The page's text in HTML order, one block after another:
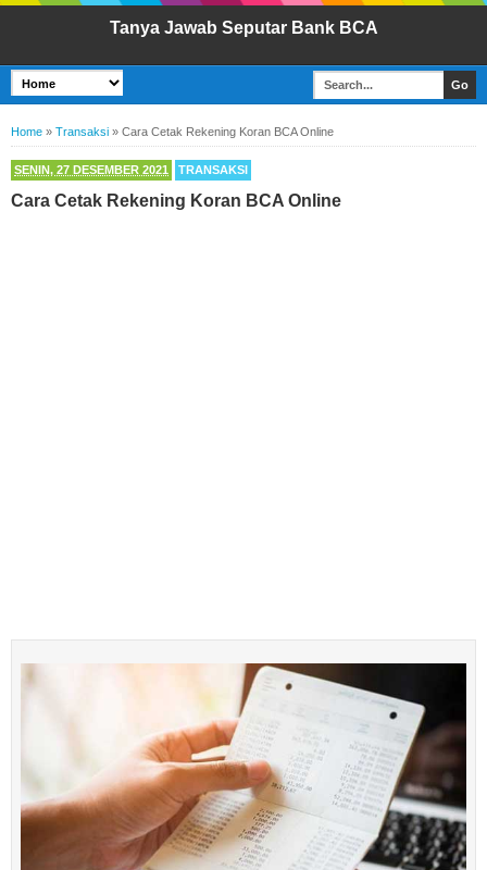
Tanya Jawab Seputar Bank BCA
Home » Transaksi » Cara Cetak Rekening Koran BCA Online
SENIN, 27 DESEMBER 2021 TRANSAKSI
Cara Cetak Rekening Koran BCA Online